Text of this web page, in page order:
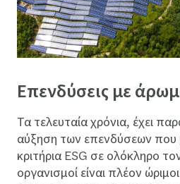
Επενδύσεις με
Τα τελευταία χρόνια, έχει
αύξηση των επενδύσεων που
κριτήρια ESG σε ολόκληρο
οργανισμοί είναι πλέον